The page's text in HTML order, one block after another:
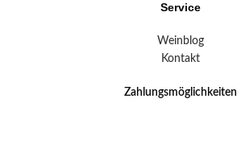
Service
Weinblog
Kontakt
Zahlungsmöglichkeiten